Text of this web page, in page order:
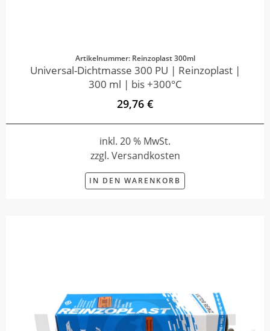
Artikelnummer: Reinzoplast 300ml
Universal-Dichtmasse 300 PU | Reinzoplast |
300 ml | bis +300°C
29,76 €
inkl. 20 % MwSt.
zzgl. Versandkosten
IN DEN WARENKORB